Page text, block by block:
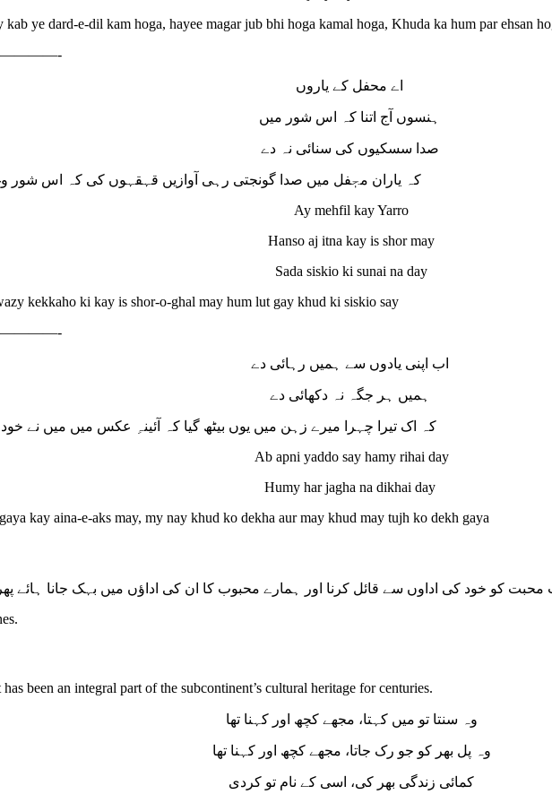
ye dard-e-dil kam hoga, hayee magar jub bhi hoga kamal hoga, Khuda ka hum par ehsan
کہ یاران محٖٖفل میں صدا گونجتی رہی آوازیں قہقہوں کی کہ اس
Ay mehfil kay Yarro
Hanso aj itna kay is shor may
Sada siskio ki sunai na day
kekkaho ki kay is shor-o-ghal may hum lut gay khud ki siskio say
کہ اک تیرا چہرا میرے زہن میں یوں بیٹھ گیا کہ آئینہِ عکس میں میں نے خود
Ab apni yaddo say hamy rihai day
Humy har jagha na dikhai day
kay aina-e-aks may, my nay khud ko dekha aur may khud may tujh ko dekh gaya
کو خود کی اداوں سے قائل کرنا اور ہمارے محبوب کا ان کی اداؤں میں بہک جانا ہائے
been an integral part of the subcontinent’s cultural heritage for centuries.
وہ سنتا تو میں کہتا، مجھے کچھ اور کہنا تھا
وہ پل بھر کو جو رک جاتا، مجھے کچھ اور کہنا تھا
کمائی زندگی بھر کی، اسی کے نام تو کردی